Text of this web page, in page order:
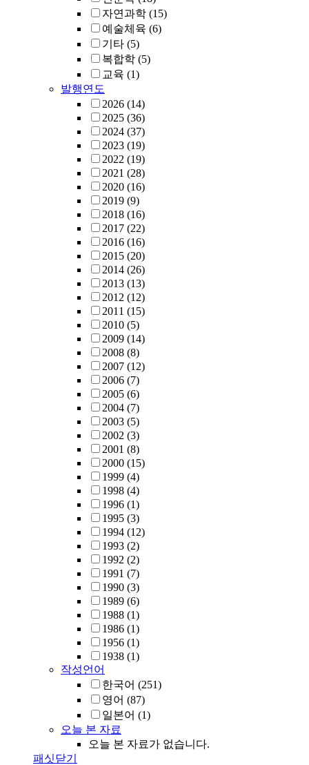
자연과학 (15)
예술체육 (6)
기타 (5)
복합학 (5)
교육 (1)
발행연도
2026 (14)
2025 (36)
2024 (37)
2023 (19)
2022 (19)
2021 (28)
2020 (16)
2019 (9)
2018 (16)
2017 (22)
2016 (16)
2015 (20)
2014 (26)
2013 (13)
2012 (12)
2011 (15)
2010 (5)
2009 (14)
2008 (8)
2007 (12)
2006 (7)
2005 (6)
2004 (7)
2003 (5)
2002 (3)
2001 (8)
2000 (15)
1999 (4)
1998 (4)
1996 (1)
1995 (3)
1994 (12)
1993 (2)
1992 (2)
1991 (7)
1990 (3)
1989 (6)
1988 (1)
1986 (1)
1956 (1)
1938 (1)
작성언어
한국어 (251)
영어 (87)
일본어 (1)
오늘 본 자료
오늘 본 자료가 없습니다.
패싯닫기